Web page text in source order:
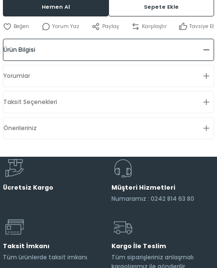
Hemen Al Sepete Ekle
Yorum Yaz Paylaş Karşılaştır Tavsiye Et
Ürün Bilgisi
Yorumlar
Taksit Seçenekleri
Önerileriniz
Ücretsiz Kargo Müşteri Hizmetleri
Numaramız : 0242 814 63 80
Taksit İmkanı
Tüm ürünlerde taksit imkanı.
Kargo İle Teslim
Tüm siparişleriniz anlaşmalı